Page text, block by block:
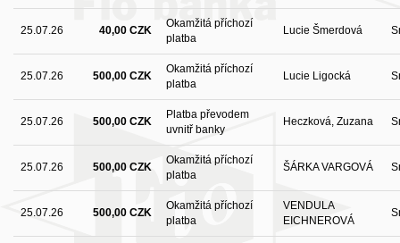
25.07.26 40,00 CZK
Okamžitá příchozí
platba
Lucie Šmerdová
25.07.26 500,00 CZK
Okamžitá příchozí
platba
Lucie Ligocká
25.07.26 500,00 CZK
Platba převodem
uvnitř banky
Heczková, Zuzana
25.07.26 500,00 CZK
Okamžitá příchozí
platba
ŠÁRKA VARGOVÁ
25.07.26 500,00 CZK
Okamžitá příchozí
platba
VENDULA
EICHNEROVÁ